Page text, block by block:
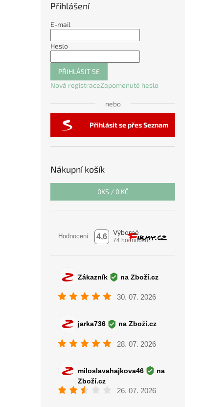
Přihlášení
E-mail
Heslo
PŘIHLÁSIT SE
Nová registraceZapomenuté heslo
nebo
Přihlásit se přes Seznam
Nákupní košík
0KS / 0 KČ